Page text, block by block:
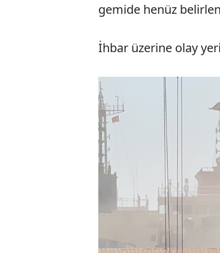
gemide henüz
İhbar üzerine olay